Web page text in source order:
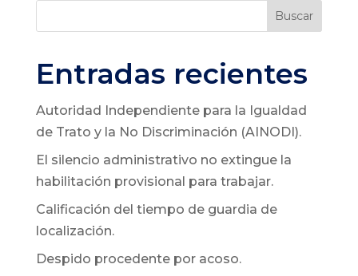
Buscar
Entradas recientes
Autoridad Independiente para la Igualdad
de Trato y la No Discriminación (AINODI).
El silencio administrativo no extingue la
habilitación provisional para trabajar.
Calificación del tiempo de guardia de
localización.
Despido procedente por acoso.